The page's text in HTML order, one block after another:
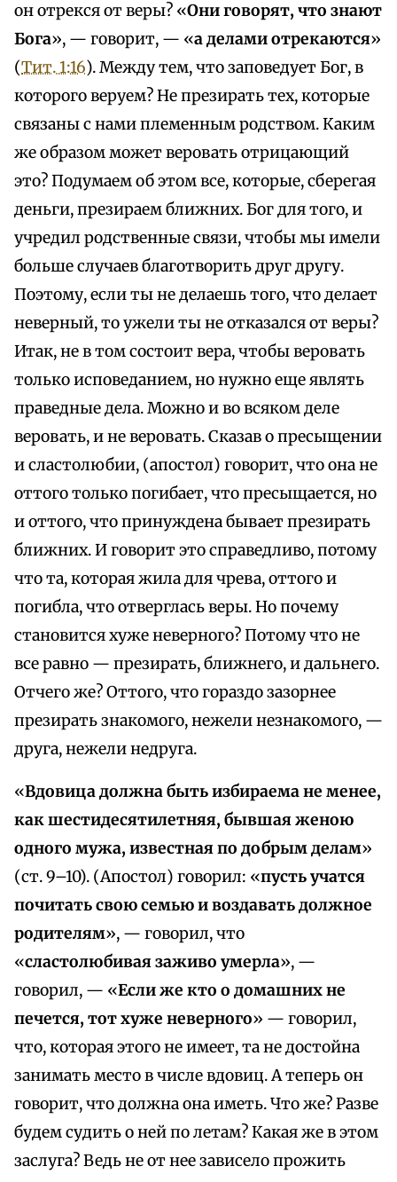
он отрекся от веры? «Они говорят, что знают
Бога», — говорит, — «а делами отрекаются»
(Тит. 1:16). Между тем, что заповедует Бог, в
которого веруем? Не презирать тех, которые
связаны с нами племенным родством. Каким
же образом может веровать отрицающий
это? Подумаем об этом все, которые, сберегая
деньги, презираем ближних. Бог для того, и
учредил родственные связи, чтобы мы имели
больше случаев благотворить друг другу.
Поэтому, если ты не делаешь того, что делает
неверный, то ужели ты не отказался от веры?
Итак, не в том состоит вера, чтобы веровать
только исповеданием, но нужно еще являть
праведные дела. Можно и во всяком деле
веровать, и не веровать. Сказав о пресыщении
и сластолюбии, (апостол) говорит, что она не
оттого только погибает, что пресыщается, но
и оттого, что принуждена бывает презирать
ближних. И говорит это справедливо, потому
что та, которая жила для чрева, оттого и
погибла, что отверглась веры. Но почему
становится хуже неверного? Потому что не
все равно — презирать, ближнего, и дальнего.
Отчего же? Оттого, что гораздо зазорнее
презирать знакомого, нежели незнакомого, —
друга, нежели недруга.
«Вдовица должна быть избираема не менее,
как шестидесятилетняя, бывшая женою
одного мужа, известная по добрым делам»
(ст. 9–10). (Апостол) говорил: «пусть учатся
почитать свою семью и воздавать должное
родителям», — говорил, что
«сластолюбивая заживо умерла», —
говорил, — «Если же кто о домашних не
печется, тот хуже неверного» — говорил,
что, которая этого не имеет, та не достойна
занимать место в числе вдовиц. А теперь он
говорит, что должна она иметь. Что же? Разве
будем судить о ней по летам? Какая же в этом
заслуга? Ведь не от нее зависело прожить